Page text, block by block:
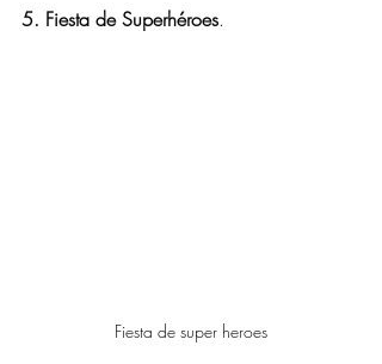
5. Fiesta de Superhéroes.
Fiesta de super heroes